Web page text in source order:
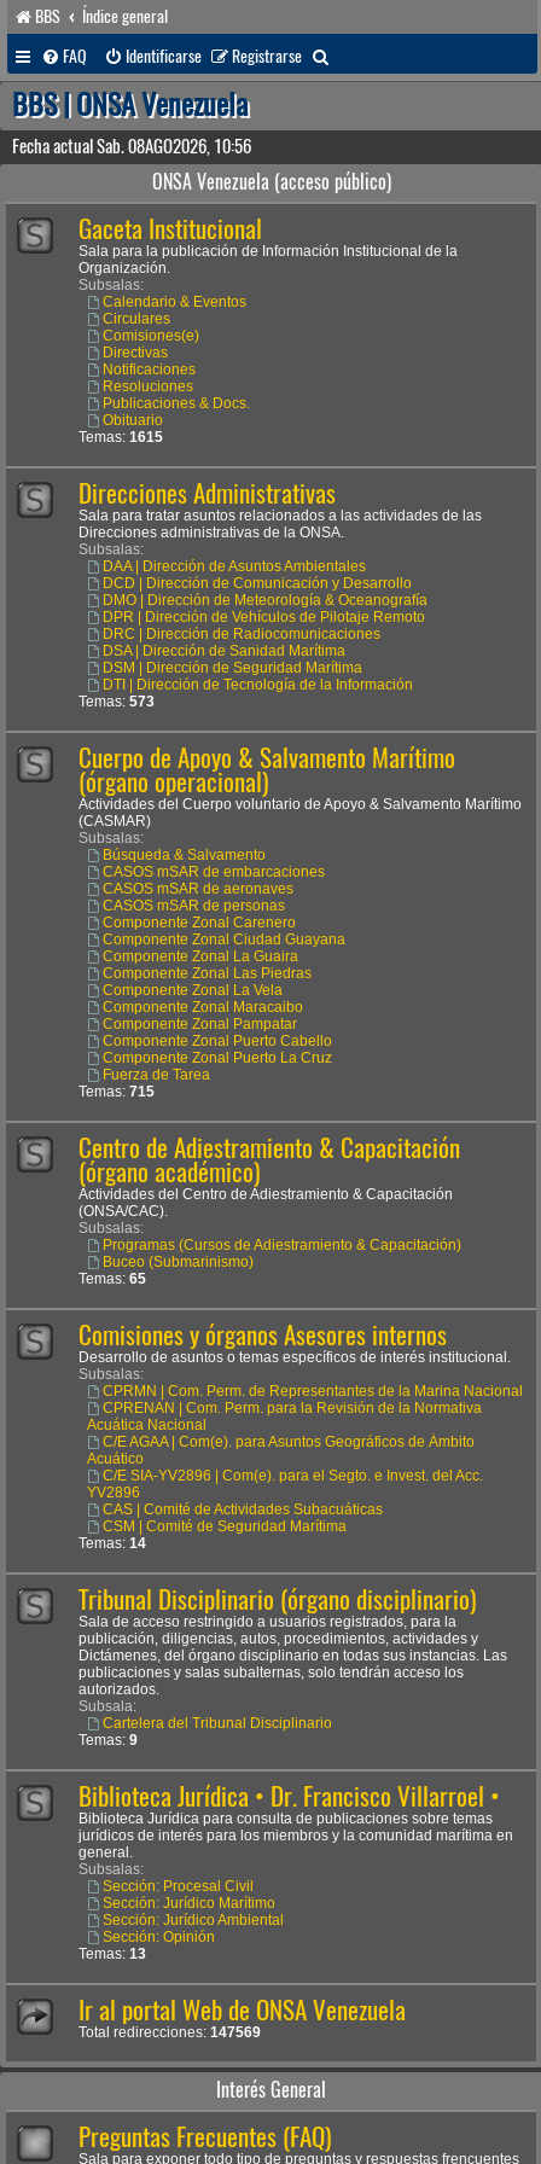
BBS
Índice general
FAQ
Identificarse Registrarse
u
a
BBS | ONSA Venezuela
Fecha actual Sab. 08AGO2026, 10:56
ONSA Venezuela (acceso público)
Gaceta Institucional
Sala para la publicación de Información Institucional de la
Organización.
Subsalas:
Calendario & Eventos
Circulares
Comisiones(e)
Directivas
Notificaciones
Resoluciones
Publicaciones & Docs.
Obituario
Temas: 1615
Direcciones Administrativas
Sala para tratar asuntos relacionados a las actividades de las
Direcciones administrativas de la ONSA.
Subsalas:
DAA | Dirección de Asuntos Ambientales
DCD | Dirección de Comunicación y Desarrollo
DMO | Dirección de Meteorología & Oceanografía
DPR | Dirección de Vehículos de Pilotaje Remoto
DRC | Dirección de Radiocomunicaciones
DSA | Dirección de Sanidad Marítima
DSM | Dirección de Seguridad Marítima
DTI | Dirección de Tecnología de la Información
Temas: 573
Cuerpo de Apoyo & Salvamento Marítimo
(órgano operacional)
Actividades del Cuerpo voluntario de Apoyo & Salvamento Marítimo
(CASMAR)
Subsalas:
Búsqueda & Salvamento
CASOS mSAR de embarcaciones
CASOS mSAR de aeronaves
CASOS mSAR de personas
Componente Zonal Carenero
Componente Zonal Ciudad Guayana
Componente Zonal La Guaira
Componente Zonal Las Piedras
Componente Zonal La Vela
Componente Zonal Maracaibo
Componente Zonal Pampatar
Componente Zonal Puerto Cabello
Componente Zonal Puerto La Cruz
Fuerza de Tarea
Temas: 715
Centro de Adiestramiento & Capacitación
(órgano académico)
Actividades del Centro de Adiestramiento & Capacitación
(ONSA/CAC).
Subsalas:
Programas (Cursos de Adiestramiento & Capacitación)
Buceo (Submarinismo)
Temas: 65
Comisiones y órganos Asesores internos
Desarrollo de asuntos o temas específicos de interés institucional.
Subsalas:
CPRMN | Com. Perm. de Representantes de la Marina Nacional
CPRENAN | Com. Perm. para la Revisión de la Normativa
Acuática Nacional
C/E AGAA | Com(e). para Asuntos Geográficos de Ámbito
Acuático
C/E SIA-YV2896 | Com(e). para el Segto. e Invest. del Acc.
YV2896
CAS | Comité de Actividades Subacuáticas
CSM | Comité de Seguridad Marítima
Temas: 14
Tribunal Disciplinario (órgano disciplinario)
Sala de acceso restringido a usuarios registrados, para la
publicación, diligencias, autos, procedimientos, actividades y
Dictámenes, del órgano disciplinario en todas sus instancias. Las
publicaciones y salas subalternas, solo tendrán acceso los
autorizados.
Subsala:
Cartelera del Tribunal Disciplinario
Temas: 9
Biblioteca Jurídica • Dr. Francisco Villarroel •
Biblioteca Jurídica para consulta de publicaciones sobre temas
jurídicos de interés para los miembros y la comunidad marítima en
general.
Subsalas:
Sección: Procesal Civil
Sección: Jurídico Marítimo
Sección: Jurídico Ambiental
Sección: Opinión
Temas: 13
Ir al portal Web de ONSA Venezuela
Total redirecciones: 147569
Interés General
Preguntas Frecuentes (FAQ)
Sala para exponer todo tipo de preguntas y respuestas frencuentes